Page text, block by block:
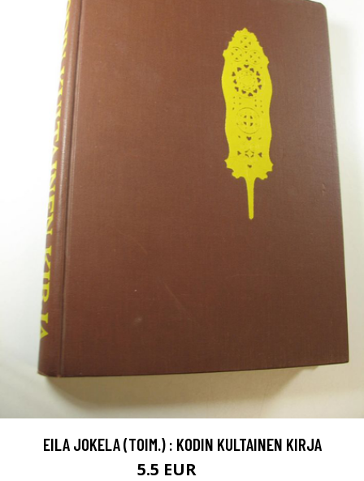
EILA JOKELA (TOIM.) : KODIN KULTAINEN KIRJA
5.5 EUR